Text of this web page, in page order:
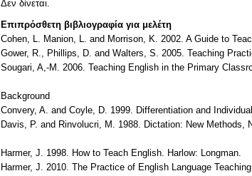
Δεν δίνεται.
Επιπρόσθετη βιβλιογραφία για μελέτη
Cohen, L. Manion, L. and Morrison, K. 2002. A Guide to
Gower, R., Phillips, D. and Walters, S. 2005. Teaching
Sougari, A,-M. 2006. Teaching English in the Primary
Background
Convery, A. and Coyle, D. 1999. Differentiation and
Davis, P. and Rinvolucri, M. 1988. Dictation: New
Harmer, J. 1998. How to Teach English. Harlow: Longman.
Harmer, J. 2010. The Practice of English Language